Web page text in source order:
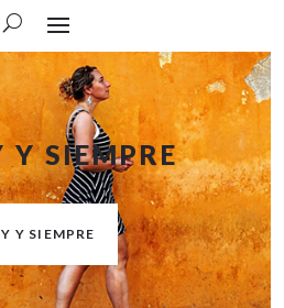
Y SIEMPRE
Y SIEMPRE